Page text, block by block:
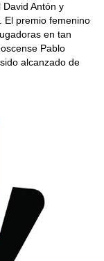
Antón y
El premio femenino
en tan
Pablo
alcanzado de